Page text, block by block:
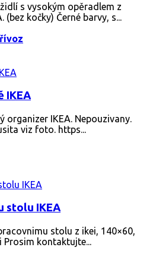
s vysokým opěradlem z
kočky) Černé barvy, s...
IKEA
organizer IKEA. Nepouzivany.
viz foto. https...
stolu IKEA
stolu z ikei, 140×60,
Prosim kontaktujte...